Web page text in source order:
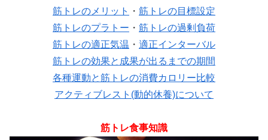
筋トレのメリット
・ 筋トレの目標設定
筋トレのプラトー ・ 筋トレの過剰負荷
筋トレの適正気温 ・ 適正インターバル
筋トレの効果と成果が出るまでの期間
各種運動と筋トレの消費カロリー比較
アクティブレスト(動的休養)について
筋トレ食事知識